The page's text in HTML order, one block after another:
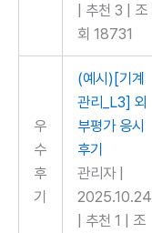
추천 3
조
회 18731
우
수
후
기
(예시)[기계
관리_L3] 외
부평가 응시
후기
관리자
2025.10.24
추천 1
조